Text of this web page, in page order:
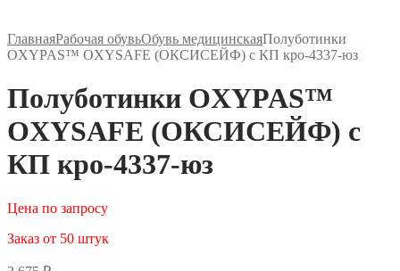
ГлавнаяРабочая обувьОбувь медицинскаяПолуботинки
OXYPAS™ OXYSAFE (ОКСИСЕЙФ) с КП кро-4337-юз
Полуботинки OXYPAS™
OXYSAFE (ОКСИСЕЙФ) с
КП кро-4337-юз
Цена по запросу
Заказ от 50 штук